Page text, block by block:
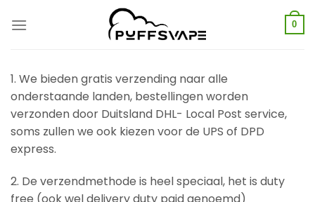
naar
0
1. We bieden gratis verzending naar alle
onderstaande landen, bestellingen worden
verzonden door Duitsland DHL- Local Post service,
soms zullen we ook kiezen voor de UPS of DPD
express.
2. De verzendmethode is heel speciaal, het is duty
free (ook wel delivery duty paid genoemd)